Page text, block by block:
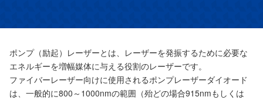
ポンプ（励起）レーザーとは、レーザーを発振するために必要な
エネルギーを増幅媒体に与える役割のレーザーです。
ファイバーレーザー向けに使用されるポンプレーザーダイオード
は、一般的に800～1000nmの範囲（殆どの場合915nmもしくは